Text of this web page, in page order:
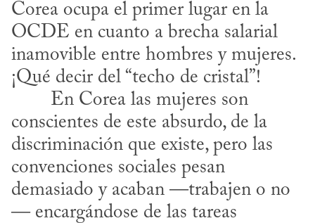
Corea ocupa el primer lugar en la
OCDE en cuanto a brecha salarial
inamovible entre hombres y mujeres.
¡Qué decir del “techo de cristal”!
conscientes de este absurdo, de la
discriminación que existe, pero las
convenciones sociales pesan
demasiado y acaban —trabajen o no
— encargándose de las tareas